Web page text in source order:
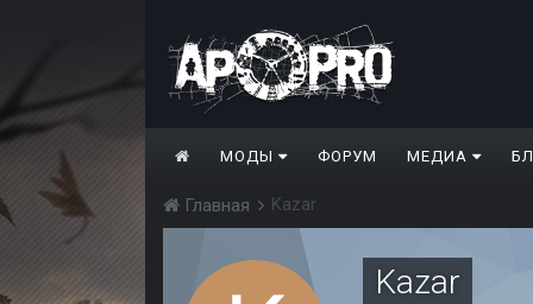
МОДЫ ФОРУМ МЕДИА
Главная Kazar
Kazar